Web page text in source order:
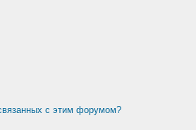
с этим форумом?